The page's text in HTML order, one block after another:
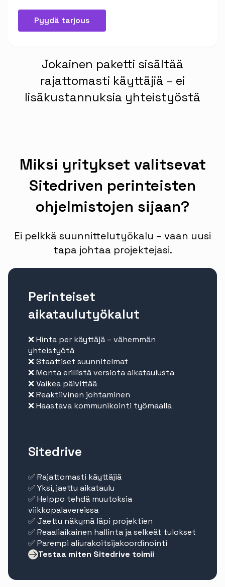
Pyydä tarjous
Jokainen paketti sisältää
rajattomasti käyttäjiä – ei
lisäkustannuksia yhteistyöstä
Miksi yritykset valitsevat
Sitedriven perinteisten
ohjelmistojen sijaan?
Ei pelkkä suunnittelutyökalu – vaan uusi
tapa johtaa projektejasi.
Perinteiset
aikataulutyökalut
❌ Hinta per käyttäjä – vähemmän
yhteistyötä
❌ Staattiset suunnitelmat
❌ Monta erillistä versiota aikataulusta
❌ Vaikea päivittää
❌ Reaktiivinen johtaminen
❌ Haastava kommunikointi työmaalla
Sitedrive
✅ Rajattomasti käyttäjiä
✅ Yksi, jaettu aikataulu
✅ Helppo tehdä muutoksia
viikkopalavereissa
✅ Jaettu näkymä läpi projektien
✅ Reaaliaikainen hallinta ja selkeät tulokset
✅ Parempi aliurakoitsijakoordinointi
Testaa miten Sitedrive toimii